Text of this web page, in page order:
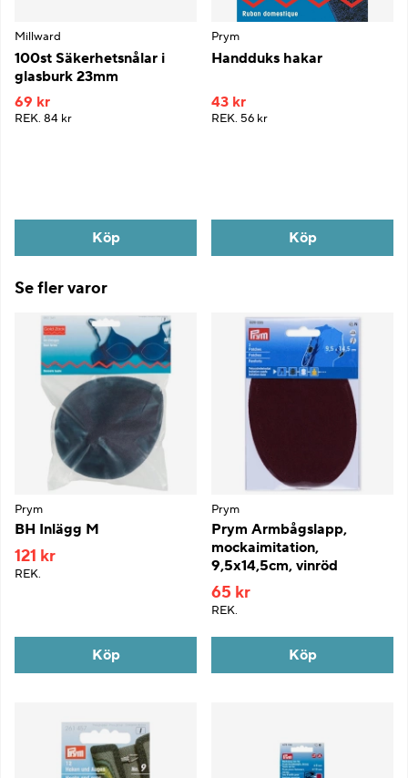
Millward
100st Säkerhetsnålar i
glasburk 23mm
69 kr
REK. 84 kr
Köp
Prym
Handduks hakar
43 kr
REK. 56 kr
Köp
Se fler varor
Prym
BH Inlägg M
121 kr
REK.
Köp
Prym
Prym Armbågslapp,
mockaimitation,
9,5x14,5cm, vinröd
65 kr
REK.
Köp